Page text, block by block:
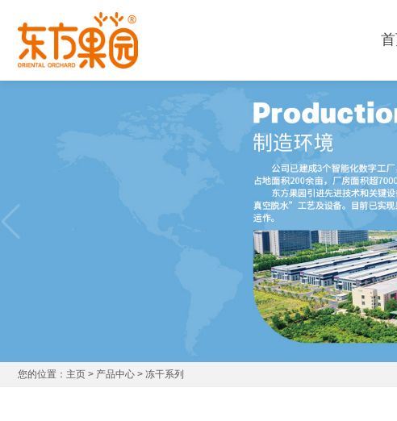
主页 > 产品中心 > 冻干系列